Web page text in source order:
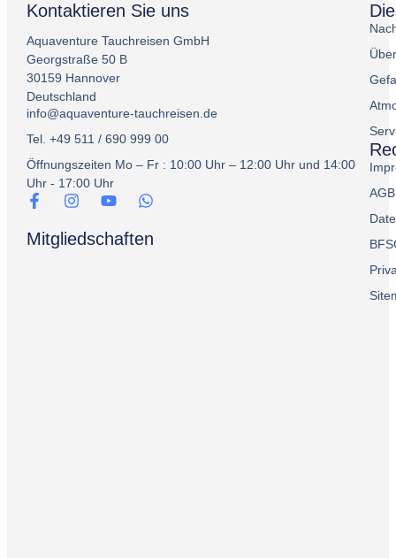
Kontaktieren Sie uns
Aquaventure Tauchreisen GmbH
Georgstraße 50 B
30159 Hannover
Deutschland
info@aquaventure-tauchreisen.de
Tel. +49 511 / 690 999 00
Öffnungszeiten Mo – Fr : 10:00 Uhr – 12:00 Uhr und 14:00
Uhr - 17:00 Uhr
Mitgliedschaften
AGB